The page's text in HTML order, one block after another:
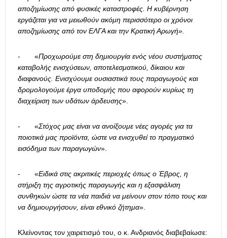
αποζημίωσης από φυσικές καταστροφές. Η κυβέρνηση
εργάζεται για να μειωθούν ακόμη περισσότερο οι χρόνοι
αποζημίωσης από τον ΕΛΓΑ και την Κρατική Αρωγή».
- «Προχωρούμε στη δημιουργία ενός νέου συστήματος
καταβολής ενισχύσεων, αποτελεσματικού, δίκαιου και
διαφανούς. Ενισχύουμε ουσιαστικά τους παραγωγούς και
δρομολογούμε έργα υποδομής που αφορούν κυρίως τη
διαχείριση των υδάτων άρδευσης».
- «Στόχος μας είναι να ανοίξουμε νέες αγορές για τα
ποιοτικά μας προϊόντα, ώστε να ενισχυθεί το πραγματικό
εισόδημα των παραγωγών».
- «Ειδικά στις ακριτικές περιοχές όπως ο Έβρος, η
στήριξη της αγροτικής παραγωγής και η εξασφάλιση
συνθηκών ώστε τα νέα παιδιά να μείνουν στον τόπο τους και
να δημιουργήσουν, είναι εθνικό ζήτημα».
Κλείνοντας τον χαιρετισμό του, ο κ. Ανδριανός διαβεβαίωσε: